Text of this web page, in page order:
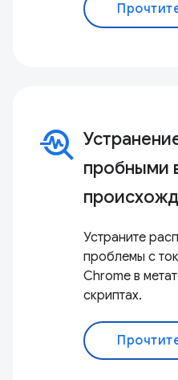
troubleshoot
пробными
Устраните
проблемы с
Chrome в
скриптах.